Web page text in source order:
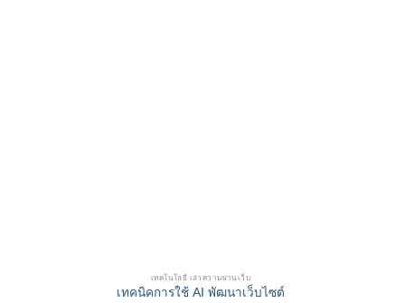
เทคโนโลยี เล่าความผ่านเว็บ
เทคนิคการใช้ AI พัฒนาเว็บไซต์